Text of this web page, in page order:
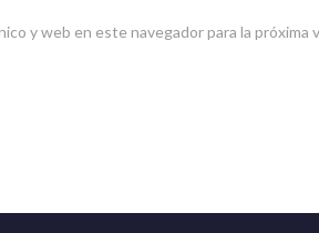
y web en este navegador para la próxima